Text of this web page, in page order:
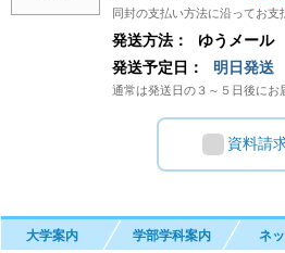
同封の支払い方法に沿ってお支
発送方法：
ゆうメール
発送予定日：
明日発送
通常は発送日の３～５日後にお
資料請
大学案内 学部学科案内 ネ